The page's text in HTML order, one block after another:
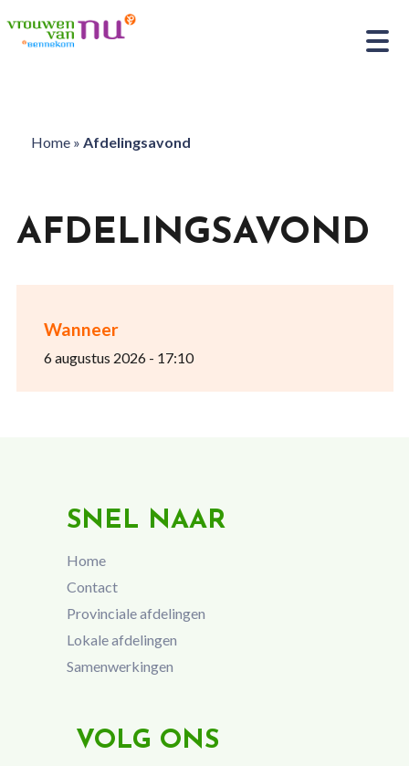
Home» Afdelingsavond
Wanneer
6 augustus 2026 - 17:10
AFDELINGSAVOND
SNEL NAAR
Home
Contact
Provinciale afdelingen
Lokale afdelingen
Samenwerkingen
VOLG ONS